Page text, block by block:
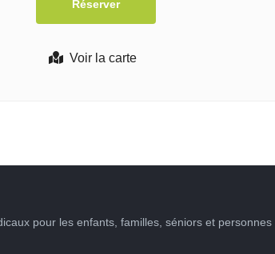
Voir la carte
pour les enfants, familles, séniors et personnes